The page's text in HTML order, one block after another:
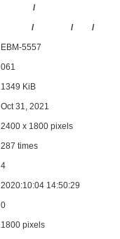
/
/ / /
ΕΒΜ-5557
061
1349 KiB
Oct 31, 2021
2400 x 1800 pixels
287 times
4
2020:10:04 14:50:29
0
1800 pixels